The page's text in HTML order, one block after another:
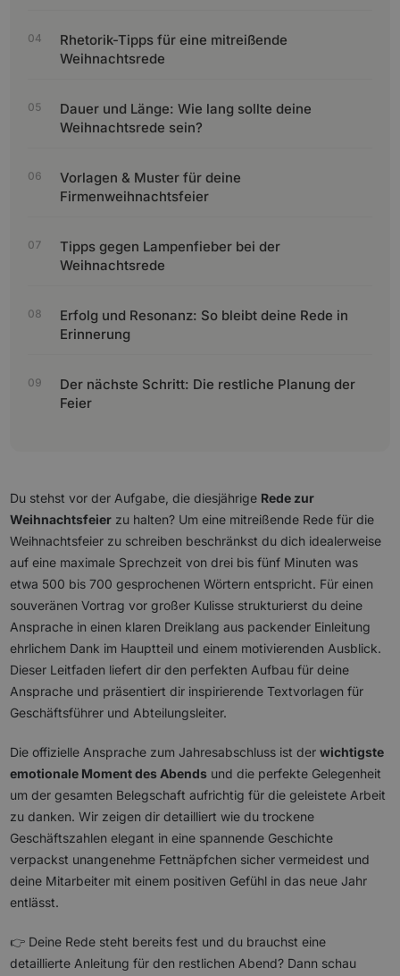
Rhetorik-Tipps für eine mitreißende
Weihnachtsrede
Dauer und Länge: Wie lang sollte deine
Weihnachtsrede sein?
Vorlagen & Muster für deine
Firmenweihnachtsfeier
Tipps gegen Lampenfieber bei der
Weihnachtsrede
Erfolg und Resonanz: So bleibt deine Rede in
Erinnerung
Der nächste Schritt: Die restliche Planung der
Feier
Du stehst vor der Aufgabe, die diesjährige Rede zur
Weihnachtsfeier zu halten? Um eine mitreißende Rede für die
Weihnachtsfeier zu schreiben beschränkst du dich idealerweise
auf eine maximale Sprechzeit von drei bis fünf Minuten was
etwa 500 bis 700 gesprochenen Wörtern entspricht. Für einen
souveränen Vortrag vor großer Kulisse strukturierst du deine
Ansprache in einen klaren Dreiklang aus packender Einleitung
ehrlichem Dank im Hauptteil und einem motivierenden Ausblick.
Dieser Leitfaden liefert dir den perfekten Aufbau für deine
Ansprache und präsentiert dir inspirierende Textvorlagen für
Geschäftsführer und Abteilungsleiter.
Die offizielle Ansprache zum Jahresabschluss ist derwichtigste
emotionale Moment des Abends und die perfekte Gelegenheit
um der gesamten Belegschaft aufrichtig für die geleistete Arbeit
zu danken. Wir zeigen dir detailliert wie du trockene
Geschäftszahlen elegant in eine spannende Geschichte
verpackst unangenehme Fettnäpfchen sicher vermeidest und
deine Mitarbeiter mit einem positiven Gefühl in das neue Jahr
entlässt.
👉 Deine Rede steht bereits fest und du brauchst eine
detaillierte Anleitung für den restlichen Abend? Dann schau